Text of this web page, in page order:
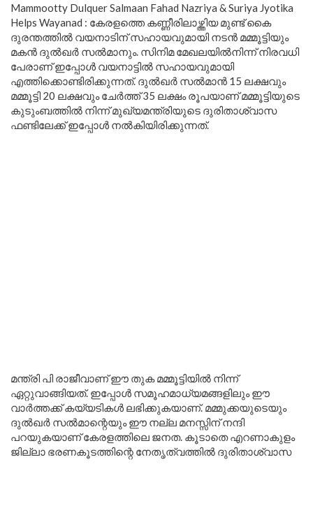
Mammootty Dulquer Salmaan Fahad Nazriya & Suriya Jyotika
Helps Wayanad : കേരളത്തെ കണ്ണീരിലാഴ്ത്തിയ മുണ്ട് കൈ
ദുരന്തത്തിൽ വയനാടിന് സഹായവുമായി നടൻ മമ്മൂട്ടിയും
മകൻ ദുൽഖർ സൽമാനും. സിനിമ മേഖലയിൽനിന്ന് നിരവധി
പേരാണ് ഇപ്പോൾ വയനാട്ടിൽ സഹായവുമായി
എത്തിക്കൊണ്ടിരിക്കുന്നത്. ദുൽഖർ സൽമാൻ 15 ലക്ഷവും
മമ്മൂട്ടി 20 ലക്ഷവും ചേർത്ത് 35 ലക്ഷം രൂപയാണ് മമ്മൂട്ടിയുടെ
കുടുംബത്തിൽ നിന്ന് മുഖ്യമന്ത്രിയുടെ ദുരിതാശ്വാസ
ഫണ്ടിലേക്ക് ഇപ്പോൾ നൽകിയിരിക്കുന്നത്.
മന്ത്രി പി രാജീവാണ് ഈ തുക മമ്മൂട്ടിയിൽ നിന്ന്
ഏറ്റുവാങ്ങിയത്. ഇപ്പോൾ സമൂഹമാധ്യമങ്ങളിലും ഈ
വാർത്തക്ക് കയ്യടികൾ ലഭിക്കുകയാണ്. മമ്മുക്കയുടെയും
ദുൽഖർ സൽമാന്റെയും ഈ നല്ല മനസ്സിന് നന്ദി
പറയുകയാണ് കേരളത്തിലെ ജനത. കൂടാതെ എറണാകുളം
ജില്ലാ ഭരണകൂടത്തിന്റെ നേതൃത്വത്തിൽ ദുരിതാശ്വാസ